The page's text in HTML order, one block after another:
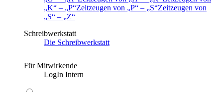
K
– P Zeitzeugen von P – S Zeitzeugen von
S
–
Z
Schreibwerkstatt
Die Schreibwerkstatt
Für Mitwirkende
LogIn Intern